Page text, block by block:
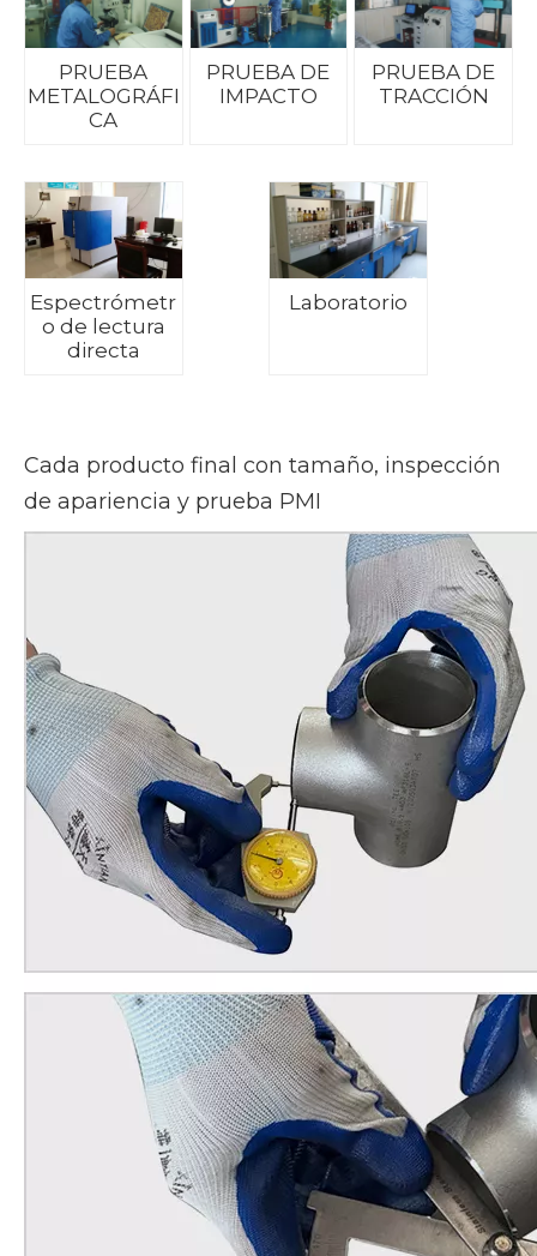
PRUEBA
METALOGRÁFI
CA
PRUEBA DE
IMPACTO
PRUEBA DE
TRACCIÓN
Espectrómetr
o de lectura
directa
Laboratorio
Cada producto final con tamaño, inspección
de apariencia y prueba PMI